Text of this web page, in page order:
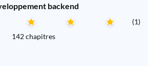
backend
(1)
142 chapitres